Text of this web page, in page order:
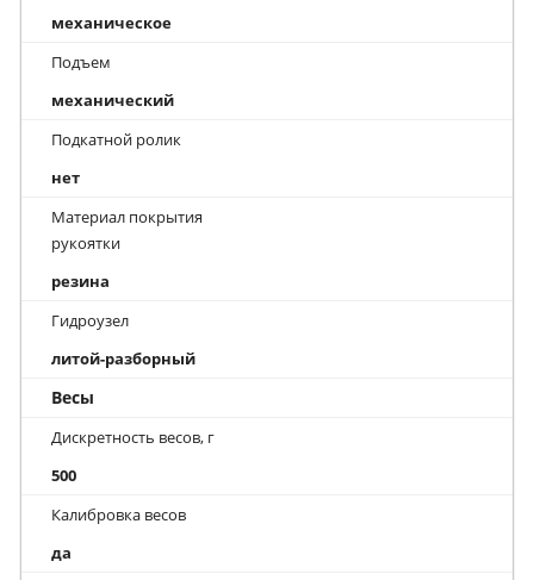
механическое
Подъем
механический
Подкатной ролик
нет
Материал покрытия
рукоятки
резина
Гидроузел
литой-разборный
Весы
Дискретность весов, г
500
Калибровка весов
да